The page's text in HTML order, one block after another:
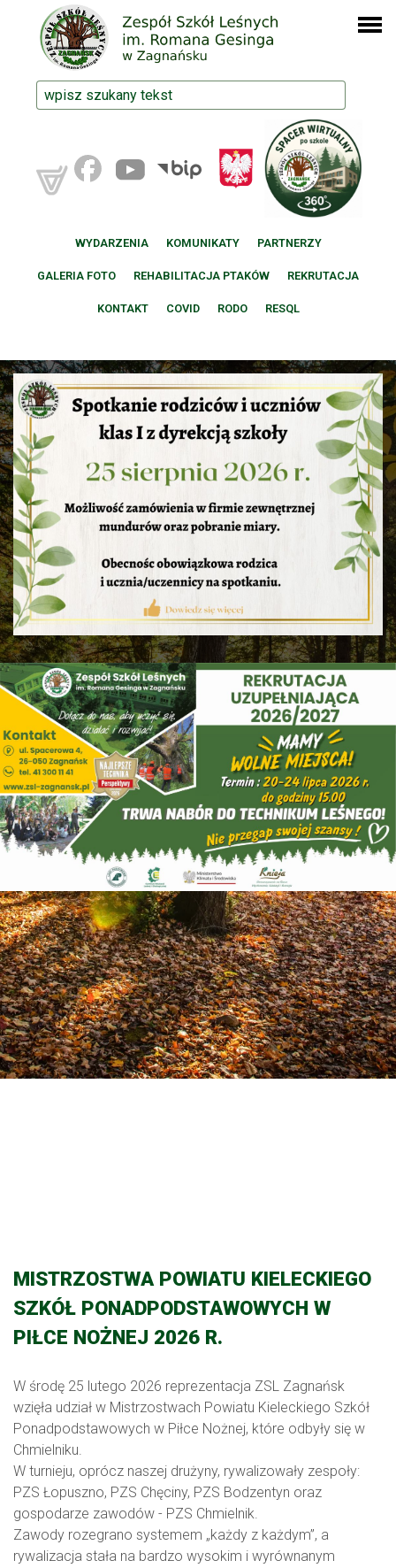
WYDARZENIA KOMUNIKATY PARTNERZY
GALERIA FOTO REHABILITACJA PTAKÓW REKRUTACJA
KONTAKT COVID RODO RESQL
MISTRZOSTWA POWIATU KIELECKIEGO
SZKÓŁ PONADPODSTAWOWYCH W
PIŁCE NOŻNEJ 2026 R.
W środę 25 lutego 2026 reprezentacja ZSL Zagnańsk
wzięła udział w Mistrzostwach Powiatu Kieleckiego Szkół
Ponadpodstawowych w Piłce Nożnej, które odbyły się w
Chmielniku.
W turnieju, oprócz naszej drużyny, rywalizowały zespoły:
PZS Łopuszno, PZS Chęciny, PZS Bodzentyn oraz
gospodarze zawodów - PZS Chmielnik.
Zawody rozegrano systemem „każdy z każdym”, a
rywalizacja stała na bardzo wysokim i wyrównanym